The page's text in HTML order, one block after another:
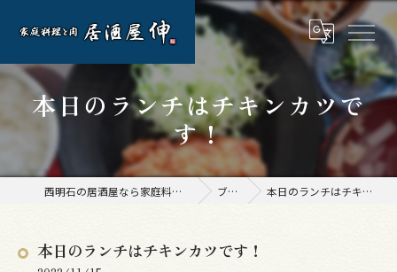
本日のランチはチキンカツで
す！
西明石の居酒屋なら家庭料理と肉 居酒屋 伸 ブログ 本日のランチはチキンカツです！
本日のランチはチキンカツです！